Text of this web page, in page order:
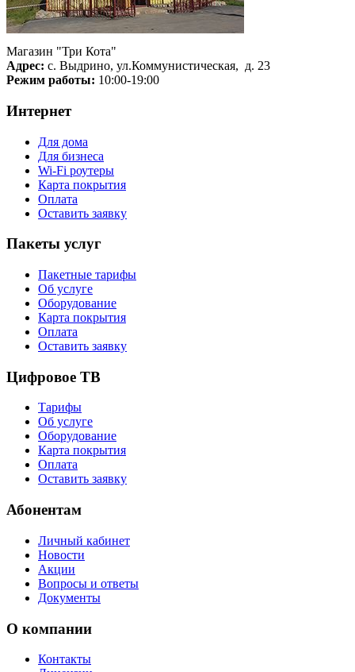
Магазин "Три Кота"
Адрес: с. Выдрино, ул.Коммунистическая, д. 23
Режим работы: 10:00-19:00
Интернет
Для дома
Для бизнеса
Wi-Fi роутеры
Карта покрытия
Оплата
Оставить заявку
Пакеты услуг
Пакетные тарифы
Об услуге
Оборудование
Карта покрытия
Оплата
Оставить заявку
Цифровое ТВ
Тарифы
Об услуге
Оборудование
Карта покрытия
Оплата
Оставить заявку
Абонентам
Личный кабинет
Новости
Акции
Вопросы и ответы
Документы
О компании
Контакты